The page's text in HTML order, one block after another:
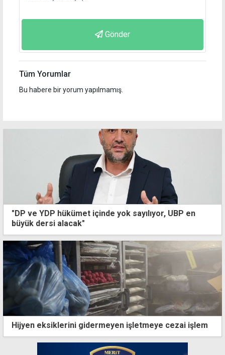
Gönder
Tüm Yorumlar
Bu habere bir yorum yapılmamış.
"DP ve YDP hükümet içinde yok sayılıyor, UBP en
büyük dersi alacak"
Hijyen eksiklerini gidermeyen işletmeye cezai işlem